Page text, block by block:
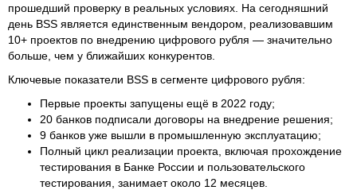
прошедший проверку в реальных условиях. На сегодняшний
день BSS является единственным вендором, реализовавшим
10+ проектов по внедрению цифрового рубля — значительно
больше, чем у ближайших конкурентов.
Ключевые показатели BSS в сегменте цифрового рубля:
Первые проекты запущены ещё в 2022 году;
20 банков подписали договоры на внедрение решения;
9 банков уже вышли в промышленную эксплуатацию;
Полный цикл реализации проекта, включая прохождение
тестирования в Банке России и пользовательского
тестирования, занимает около 12 месяцев.